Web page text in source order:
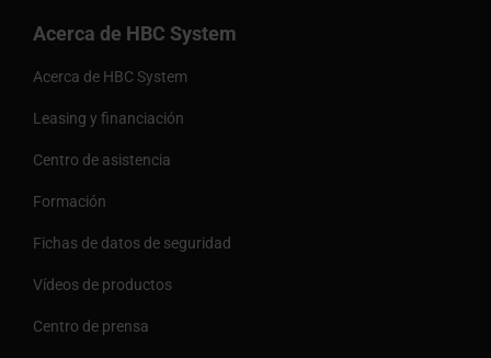
Acerca de HBC System
Acerca de HBC System
Leasing y financiación
Centro de asistencia
Formación
Fichas de datos de seguridad
Vídeos de productos
Centro de prensa